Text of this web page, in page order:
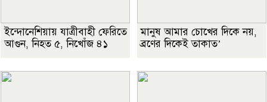
ইন্দোনেশিয়ায় যাত্রীবাহী ফেরিতে
আগুন, নিহত ৫, নিখোঁজ ৪১
মানুষ আমার চোখের দিকে নয়,
ব্রণের দিকেই তাকাত’